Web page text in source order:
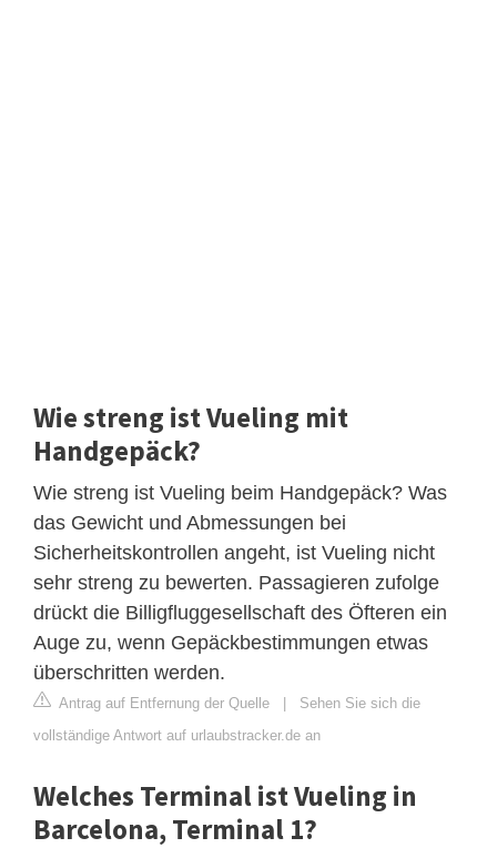
Wie streng ist Vueling mit
Handgepäck?
Wie streng ist Vueling beim Handgepäck? Was
das Gewicht und Abmessungen bei
Sicherheitskontrollen angeht, ist Vueling nicht
sehr streng zu bewerten. Passagieren zufolge
drückt die Billigfluggesellschaft des Öfteren ein
Auge zu, wenn Gepäckbestimmungen etwas
überschritten werden.
Antrag auf Entfernung der Quelle | Sehen Sie sich die
vollständige Antwort auf urlaubstracker.de an
Welches Terminal ist Vueling in
Barcelona, ​​Terminal 1?